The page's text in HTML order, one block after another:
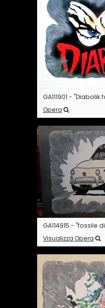
GA111901 - "Diabolik
Opera
GA114915 - "fossile
Visualizza Opera